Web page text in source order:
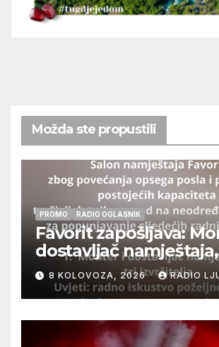
Možda ste propustili
PROMO RADIO OGLASNIK
Favorit zapošljava:
dostavljač
izvršitelja
8 KOLOVOZA, 2026 RADIO